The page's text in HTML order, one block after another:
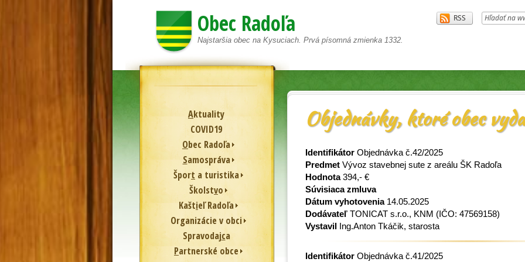
Obec Radoľa
Najstaršia obec na Kysuciach. Prvá písomná zmienka 1332.
Aktuality
COVID19
Obec Radoľa
Samospráva
Šport a turistika
Školstvo
Kaštieľ Radoľa
Organizácie v obci
Spravodajca
Partnerské obce
Objednávky, ktoré obec
Identifikátor Objednávka č.42/2025
Predmet Vývoz stavebnej sute z areálu ŠK Radoľa
Hodnota394,- €
Súvisiaca zmluva
Dátum vyhotovenia14.05.2025
Dodávateľ TONICAT s.r.o., KNM (IČO: 47569158)
Vystavil Ing.Anton Tkáčik, starosta
Identifikátor Objednávka č.41/2025